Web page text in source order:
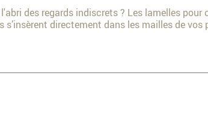
des regards indiscrets ? Les lamelles pour
directement dans les mailles de vos